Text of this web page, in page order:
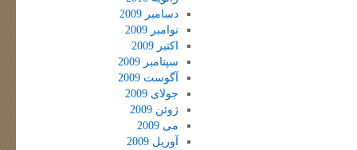
دسامبر 2009
نوامبر 2009
اکتبر 2009
سپتامبر 2009
آگوست 2009
جولای 2009
ژوئن 2009
می 2009
آوریل 2009